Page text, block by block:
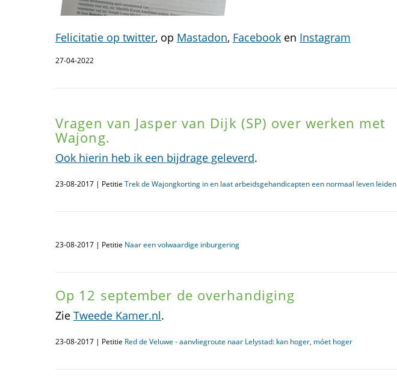
Felicitatie op twitter, op Mastadon, Facebook en Instagram
27-04-2022
Vragen van Jasper van Dijk (SP) over werken met
Wajong.
Ook hierin heb ik een bijdrage geleverd.
23-08-2017 | Petitie Trek de Wajongkorting in en laat arbeidsgehandicapten een normaal leven leiden
23-08-2017 | Petitie Naar een volwaardige inburgering
Op 12 september de overhandiging
Zie Tweede Kamer.nl.
23-08-2017 | Petitie Red de Veluwe - aanvliegroute naar Lelystad: kan hoger, móet hoger